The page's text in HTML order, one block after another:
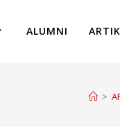
ALUMNI
>